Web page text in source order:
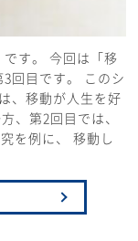
す。 今回は「移
回目です。 このシ
、移動が人生を好
、第2回目では、
を例に、 移動し